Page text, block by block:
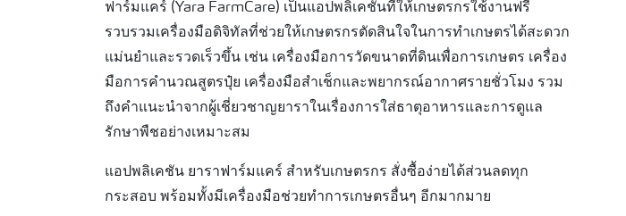
ฟาร์มแคร์ (Yara FarmCare) เป็นแอปพลิเคชันที่ให้เกษตรกรใช้งานฟรี
รวบรวมเครื่องมือดิจิทัลที่ช่วยให้เกษตรกรตัดสินใจในการทำเกษตรได้สะดวก
แม่นยำและรวดเร็วขึ้น เช่น เครื่องมือการวัดขนาดที่ดินเพื่อการเกษตร เครื่อง
มือการคำนวณสูตรปุ๋ย เครื่องมือสำเช็กและพยากรณ์อากาศรายชั่วโมง รวม
ถึงคำแนะนำจากผู้เชี่ยวชาญยาราในเรื่องการใส่ธาตุอาหารและการดูแล
รักษาพืชอย่างเหมาะสม
แอปพลิเคชัน ยาราฟาร์มแคร์ สำหรับเกษตรกร สั่งซื้อง่ายได้ส่วนลดทุก
กระสอบ พร้อมทั้งมีเครื่องมือช่วยทำการเกษตรอื่นๆ อีกมากมาย